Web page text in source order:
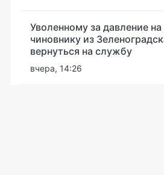
Уволенному за давление на
чиновнику из
вернуться на службу
вчера, 14:26